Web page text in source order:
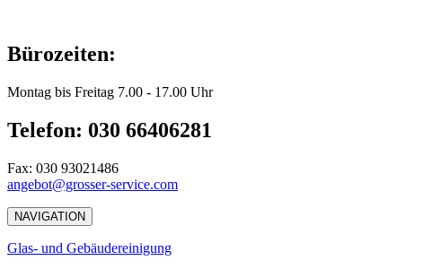
Bürozeiten:
Montag bis Freitag 7.00 - 17.00 Uhr
Telefon: 030 66406281
Fax: 030 93021486
angebot@grosser-service.com
NAVIGATION
Glas- und Gebäudereinigung